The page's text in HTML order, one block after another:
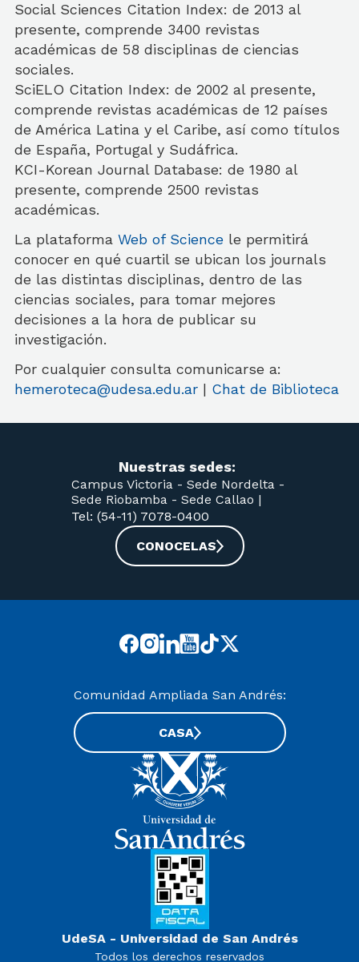
Social Sciences Citation Index: de 2013 al
presente, comprende 3400 revistas
académicas de 58 disciplinas de ciencias
sociales.
SciELO Citation Index: de 2002 al presente,
comprende revistas académicas de 12 países
de América Latina y el Caribe, así como títulos
de España, Portugal y Sudáfrica.
KCI-Korean Journal Database: de 1980 al
presente, comprende 2500 revistas
académicas.
La plataforma Web of Science le permitirá
conocer en qué cuartil se ubican los journals
de las distintas disciplinas, dentro de las
ciencias sociales, para tomar mejores
decisiones a la hora de publicar su
investigación.
Por cualquier consulta comunicarse a:
hemeroteca@udesa.edu.ar | Chat de Biblioteca
Nuestras sedes:
Campus Victoria - Sede Nordelta -
Sede Riobamba - Sede Callao |
Tel: (54-11) 7078-0400
CONOCELAS
UdeSA - Universidad de San Andrés
Todos los derechos reservados
Comunidad Ampliada San Andrés:
CASA